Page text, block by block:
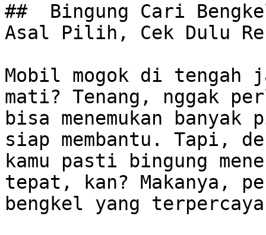
##  Bingung Cari
Asal Pilih, Cek Dulu
Mobil mogok di tengah
mati? Tenang, nggak
bisa menemukan
siap membantu. Tapi,
kamu pasti bingung
tepat, kan? Makanya,
bengkel yang